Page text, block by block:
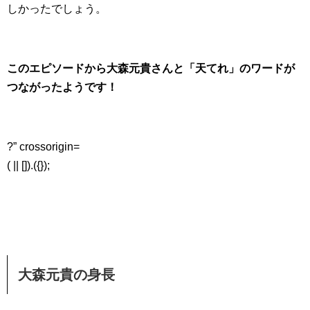
しかったでしょう。
このエピソードから大森元貴さんと「天てれ」のワードが
つながったようです！
?” crossorigin=
( || []).({});
大森元貴の身長